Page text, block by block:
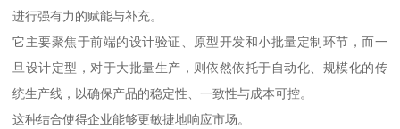
进行强有力的赋能与补充。
它主要聚焦于前端的设计验证、原型开发和小批量定制环节，而一
旦设计定型，对于大批量生产，则依然依托于自动化、规模化的传
统生产线，以确保产品的稳定性、一致性与成本可控。
这种结合使得企业能够更敏捷地响应市场。